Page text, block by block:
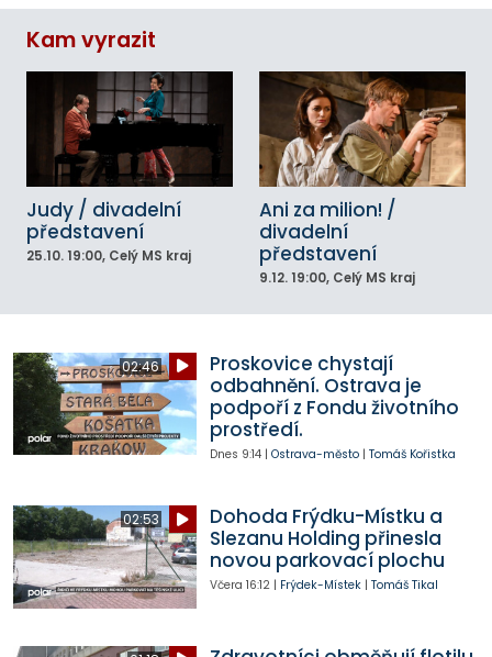
Kam vyrazit
Judy / divadelní
představení
25.10. 19:00, Celý MS kraj
Ani za milion! /
divadelní
představení
9.12. 19:00, Celý MS kraj
02:46
Proskovice chystají
odbahnění. Ostrava je
podpoří z Fondu životního
prostředí.
Dnes 9:14| Ostrava-město| Tomáš Kořistka
02:53
Dohoda Frýdku-Místku a
Slezanu Holding přinesla
novou parkovací plochu
Včera 16:12| Frýdek-Místek| Tomáš Tikal